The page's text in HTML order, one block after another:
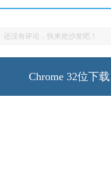
还没有评论，快来抢沙发吧！
Chrome 32位下载